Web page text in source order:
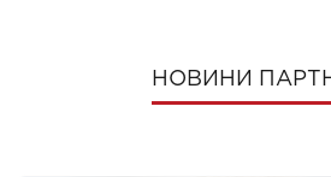
НОВИНИ